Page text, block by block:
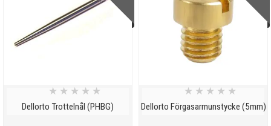
Dellorto Trottelnål (PHBG)
★ ★ ★ ★ ★
Dellorto Förgasarmunstycke (5mm)
★ ★ ★ ★ ★